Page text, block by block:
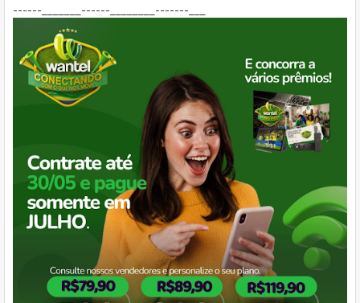
------_______------________-------___